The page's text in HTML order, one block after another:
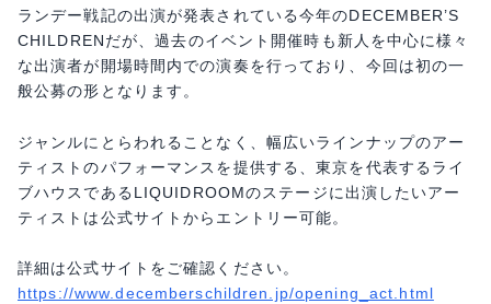
ランデー戦記の出演が発表されている今年のDECEMBER’S
CHILDRENだが、過去のイベント開催時も新人を中心に様々
な出演者が開場時間内での演奏を行っており、今回は初の一
般公募の形となります。
ジャンルにとらわれることなく、幅広いラインナップのアー
ティストのパフォーマンスを提供する、東京を代表するライ
ブハウスであるLIQUIDROOMのステージに出演したいアー
ティストは公式サイトからエントリー可能。
詳細は公式サイトをご確認ください。
https://www.decemberschildren.jp/opening_act.html